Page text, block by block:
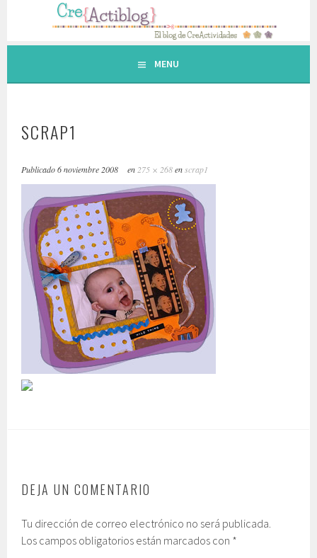
contenido.
MENU
SCRAP1
Publicado6 noviembre 2008 en 275 × 268enscrap1
DEJA UN COMENTARIO
Tu dirección de correo electrónico no será publicada.
Los campos obligatorios están marcados con *